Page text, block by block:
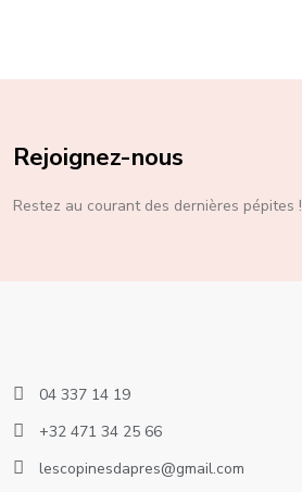
Rejoignez-nous
Restez au courant des dernières pépites !
04 337 14 19
+32 471 34 25 66
lescopinesdapres@gmail.com